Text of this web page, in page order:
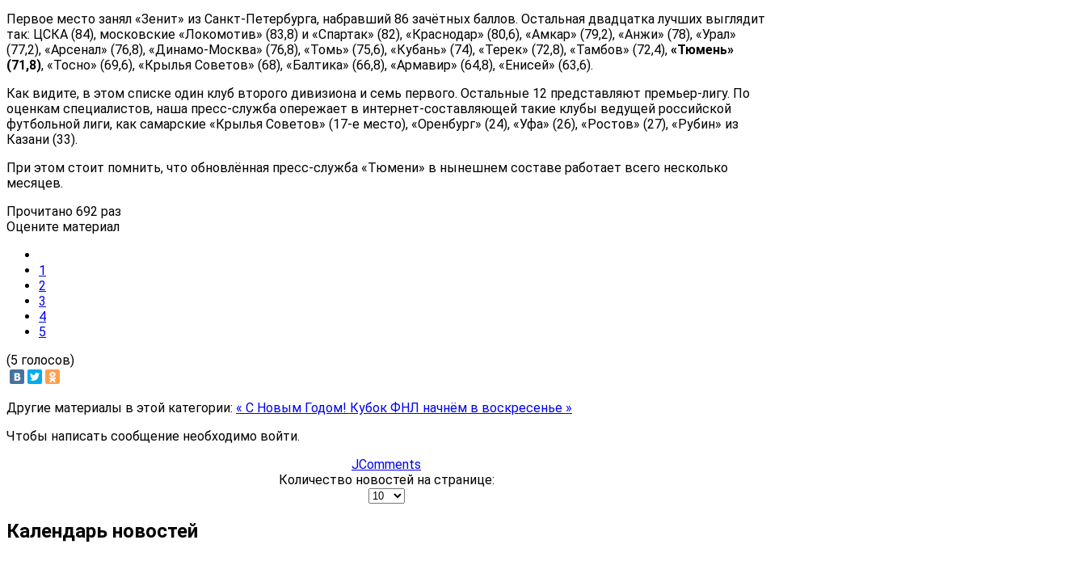
Первое место занял «Зенит» из Санкт-Петербурга, набравший 86 зачётных баллов. Остальная двадцатка лучших выглядит
так: ЦСКА (84), московские «Локомотив» (83,8) и «Спартак» (82), «Краснодар» (80,6), «Амкар» (79,2), «Анжи» (78), «Урал»
(77,2), «Арсенал» (76,8), «Динамо-Москва» (76,8), «Томь» (75,6), «Кубань» (74), «Терек» (72,8), «Тамбов» (72,4), «Тюмень»
(71,8), «Тосно» (69,6), «Крылья Советов» (68), «Балтика» (66,8), «Армавир» (64,8), «Енисей» (63,6).
Как видите, в этом списке один клуб второго дивизиона и семь первого. Остальные 12 представляют премьер-лигу. По
оценкам специалистов, наша пресс-служба опережает в интернет-составляющей такие клубы ведущей российской
футбольной лиги, как самарские «Крылья Советов» (17-е место), «Оренбург» (24), «Уфа» (26), «Ростов» (27), «Рубин» из
Казани (33).
При этом стоит помнить, что обновлённая пресс-служба «Тюмени» в нынешнем составе работает всего несколько
месяцев.
Прочитано 692 раз
Оцените материал
1
2
3
4
5
(5 голосов)
Другие материалы в этой категории: « С Новым Годом! Кубок ФНЛ начнём в воскресенье »
Чтобы написать сообщение необходимо войти.
JComments
Количество новостей на странице:
Календарь новостей